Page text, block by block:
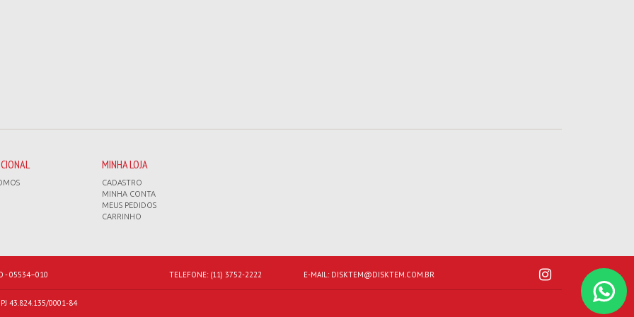
MINHA LOJA
CADASTRO
MINHA CONTA
MEUS PEDIDOS
CARRINHO
- 05534–010 TELEFONE: (11) 3752-2222 E-MAIL: DISKTEM@DISKTEM.COM.BR
43.824.135/0001-84